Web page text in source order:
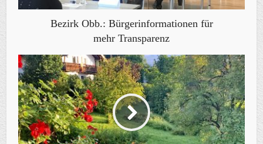
Bezirk Obb.: Bürgerinformationen für
mehr Transparenz